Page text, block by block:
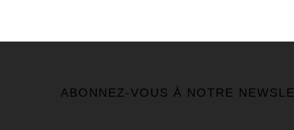
ABONNEZ-VOUS À NOTRE